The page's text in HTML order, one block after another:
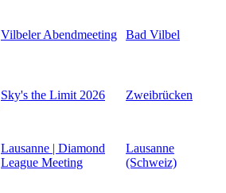
Vilbeler Abendmeeting Bad Vilbel
Sky's the Limit 2026 Zweibrücken
Lausanne | Diamond
League Meeting
Lausanne
(Schweiz)